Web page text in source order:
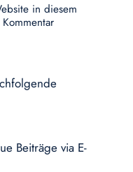
in diesem
Beiträge via E-